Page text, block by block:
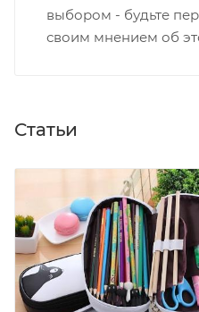
выбором - будьте
своим мнением об
Статьи